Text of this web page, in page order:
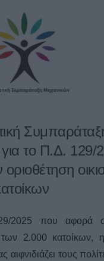
το Π.Δ. 129/
2025 που αφορά
2.000 κατοίκων,
αιφνιδιάζει τους